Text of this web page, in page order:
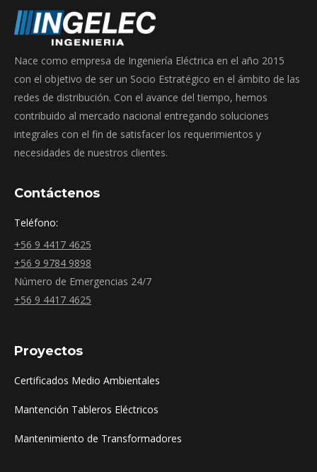
Nace como empresa de Ingeniería Eléctrica en el año 2015
con el objetivo de ser un Socio Estratégico en el ámbito de las
redes de distribución. Con el avance del tiempo, hemos
contribuido al mercado nacional entregando soluciones
integrales con el fin de satisfacer los requerimientos y
necesidades de nuestros clientes.
Contáctenos
Teléfono:
+56 9 4417 4625
+56 9 9784 9898
Número de Emergencias 24/7
+56 9 4417 4625
Proyectos
Certificados Medio Ambientales
Mantención Tableros Eléctricos
Mantenimiento de Transformadores